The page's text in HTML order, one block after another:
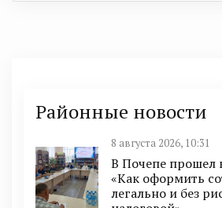
Районные новости
8 августа 2026, 10:31
В Почепе прошел
«Как оформить
легально и без